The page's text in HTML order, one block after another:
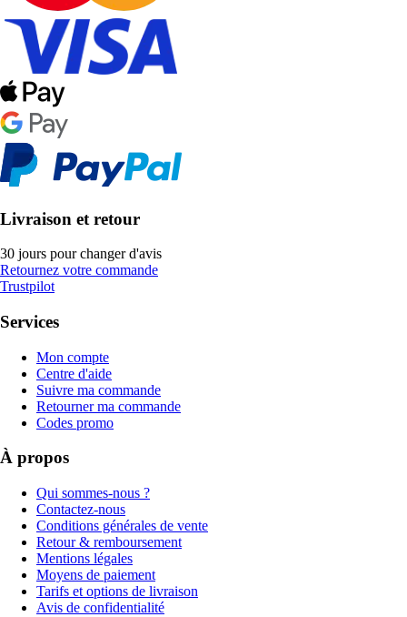
Livraison et retour
30 jours pour changer d'avis
Retournez votre commande
Trustpilot
Services
Mon compte
Centre d'aide
Suivre ma commande
Retourner ma commande
Codes promo
À propos
Qui sommes-nous ?
Contactez-nous
Conditions générales de vente
Retour & remboursement
Mentions légales
Moyens de paiement
Tarifs et options de livraison
Avis de confidentialité